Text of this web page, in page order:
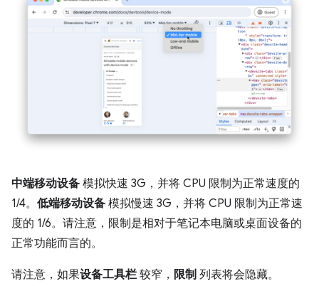
中端移动设备 模拟快速 3G，并将 CPU 限制为正常速度的
1/4。 低端移动设备 模拟慢速 3G，并将 CPU 限制为正常速
度的 1/6。请注意，限制是相对于笔记本电脑或桌面设备的
正常功能而言的。
请注意，如果设备工具栏 较窄， 限制 列表将会隐藏。